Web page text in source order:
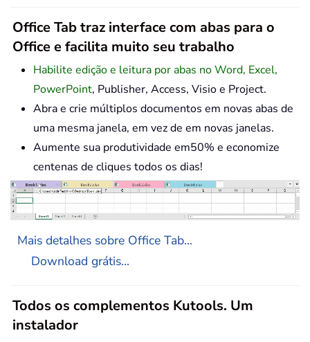
Office Tab traz interface com abas para o
Office e facilita muito seu trabalho
Habilite edição e leitura por abas no Word, Excel,
PowerPoint, Publisher, Access, Visio e Project.
Abra e crie múltiplos documentos em novas abas de
uma mesma janela, em vez de em novas janelas.
Aumente sua produtividade em50% e economize
centenas de cliques todos os dias!
Mais detalhes sobre Office Tab...
Download grátis...
Todos os complementos Kutools. Um
instalador